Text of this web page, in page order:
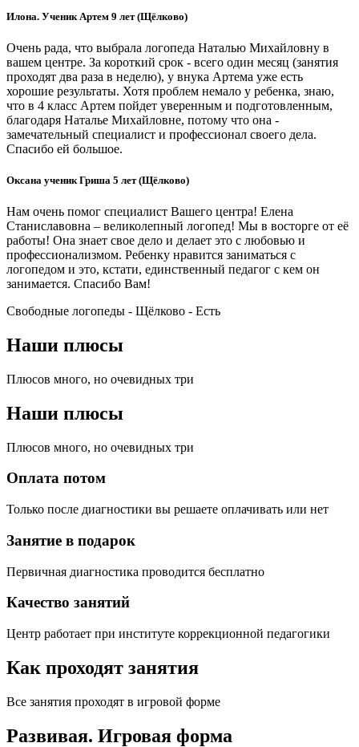
Илона. Ученик Артем 9 лет (Щёлково)
Очень рада, что выбрала логопеда Наталью Михайловну в
вашем центре. За короткий срок - всего один месяц (занятия
проходят два раза в неделю), у внука Артема уже есть
хорошие результаты. Хотя проблем немало у ребенка, знаю,
что в 4 класс Артем пойдет уверенным и подготовленным,
благодаря Наталье Михайловне, потому что она -
замечательный специалист и профессионал своего дела.
Спасибо ей большое.
Оксана ученик Гриша 5 лет (Щёлково)
Нам очень помог специалист Вашего центра! Елена
Станиславовна – великолепный логопед! Мы в восторге от её
работы! Она знает свое дело и делает это с любовью и
профессионализмом. Ребенку нравится заниматься с
логопедом и это, кстати, единственный педагог с кем он
занимается. Спасибо Вам!
Свободные логопеды - Щёлково - Есть
Наши плюсы
Плюсов много, но очевидных три
Наши плюсы
Плюсов много, но очевидных три
Оплата потом
Только после диагностики вы решаете оплачивать или нет
Занятие в подарок
Первичная диагностика проводится бесплатно
Качество занятий
Центр работает при институте коррекционной педагогики
Как проходят занятия
Все занятия проходят в игровой форме
Развивая. Игровая форма